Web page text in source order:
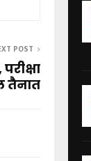
POST
तैनात